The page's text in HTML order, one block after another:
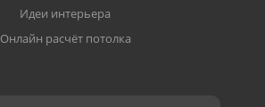
Идеи интерьера
Онлайн расчёт потолка